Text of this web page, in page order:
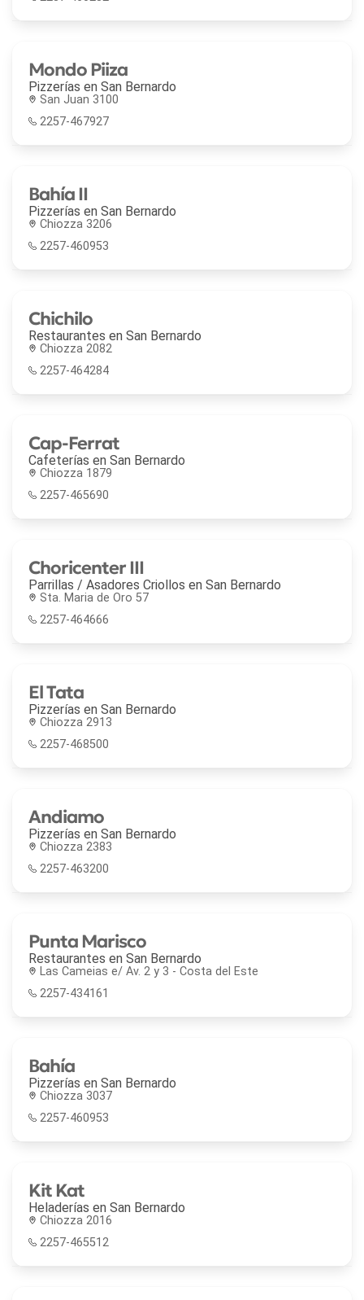
Mondo Piiza
Pizzerías en San Bernardo
San Juan 3100
2257-467927
Bahía II
Pizzerías en San Bernardo
Chiozza 3206
2257-460953
Chichilo
Restaurantes en San Bernardo
Chiozza 2082
2257-464284
Cap-Ferrat
Cafeterías en San Bernardo
Chiozza 1879
2257-465690
Choricenter III
Parrillas / Asadores Criollos en San Bernardo
Sta. Maria de Oro 57
2257-464666
El Tata
Pizzerías en San Bernardo
Chiozza 2913
2257-468500
Andiamo
Pizzerías en San Bernardo
Chiozza 2383
2257-463200
Punta Marisco
Restaurantes en San Bernardo
Las Cameias e/ Av. 2 y 3 - Costa del Este
2257-434161
Bahía
Pizzerías en San Bernardo
Chiozza 3037
2257-460953
Kit Kat
Heladerías en San Bernardo
Chiozza 2016
2257-465512